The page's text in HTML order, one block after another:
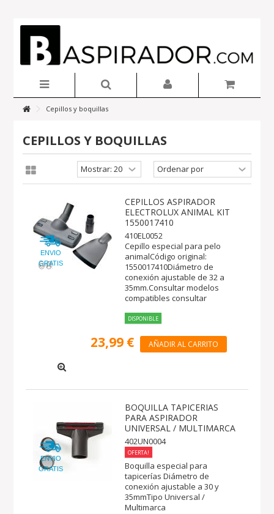
Cepillos y boquillas
CEPILLOS Y BOQUILLAS
ENVIO
GRATIS
CEPILLOS ASPIRADOR
ELECTROLUX ANIMAL KIT
1550017410
410EL0052
Cepillo especial para pelo
animalCódigo original:
1550017410Diámetro de
conexión ajustable de 32 a
35mm.Consultar modelos
compatibles consultar
DISPONIBLE
23,99 € AÑADIR AL CARRITO
ENVIO
GRATIS
BOQUILLA TAPICERIAS
PARA ASPIRADOR
UNIVERSAL / MULTIMARCA
402UN0004
OFERTA!
Boquilla especial para
tapicerías Diámetro de
conexión ajustable a 30 y
35mmTipo Universal /
Multimarca